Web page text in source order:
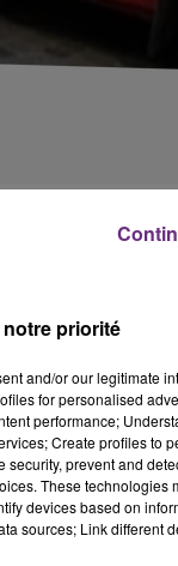
la rue Camille-
privilégiée.
a, « à priori
priorité
and/or our legitimate
for personalised
performance;
Create profiles to
prevent and
These technologies
devices based on
sources; Link different